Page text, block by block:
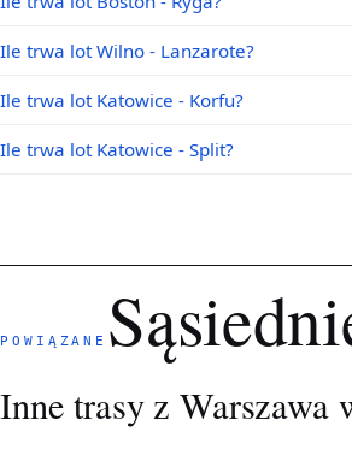
Ile trwa lot Wilno - Lanzarote?
Ile trwa lot Katowice - Korfu?
Ile trwa lot Katowice - Split?
POWIĄZANE
Inne trasy z Warszawa